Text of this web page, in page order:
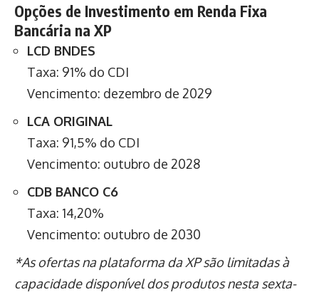
Opções de Investimento em Renda Fixa
Bancária na XP
LCD BNDES
Taxa: 91% do CDI
Vencimento: dezembro de 2029
LCA ORIGINAL
Taxa: 91,5% do CDI
Vencimento: outubro de 2028
CDB BANCO C6
Taxa: 14,20%
Vencimento: outubro de 2030
*As ofertas na plataforma da XP são limitadas à
capacidade disponível dos produtos nesta sexta-